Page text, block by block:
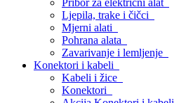
Pribor za električni alat
Ljepila, trake i čičci
Mjerni alati
Pohrana alata
Zavarivanje i lemljenje
Konektori i kabeli
Kabeli i žice
Konektori